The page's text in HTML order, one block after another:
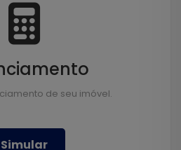
de seu imóvel.
Simular